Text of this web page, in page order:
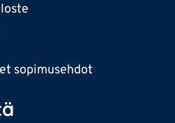
sopimusehdot